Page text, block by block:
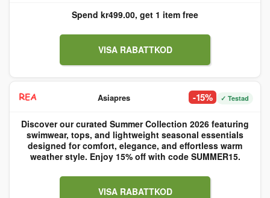
Spend kr499.00, get 1 item free
VISA RABATTKOD
Asiapres -15% ✓ Testad
Discover our curated Summer Collection 2026 featuring
swimwear, tops, and lightweight seasonal essentials
designed for comfort, elegance, and effortless warm
weather style. Enjoy 15% off with code SUMMER15.
VISA RABATTKOD